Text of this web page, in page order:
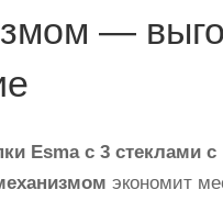
—
Esma с 3 стеклами с
экономит